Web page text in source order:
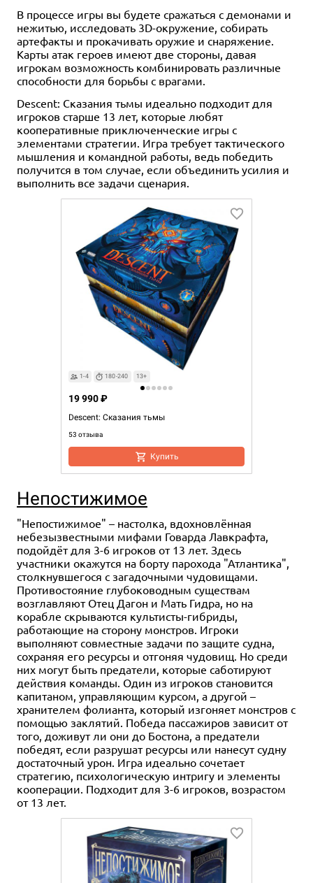
В процессе игры вы будете сражаться с демонами и
нежитью, исследовать 3D-окружение, собирать
артефакты и прокачивать оружие и снаряжение.
Карты атак героев имеют две стороны, давая
игрокам возможность комбинировать различные
способности для борьбы с врагами.
Descent: Сказания тьмы идеально подходит для
игроков старше 13 лет, которые любят
кооперативные приключенческие игры с
элементами стратегии. Игра требует тактического
мышления и командной работы, ведь победить
получится в том случае, если объединить усилия и
выполнить все задачи сценария.
1-4 180-240 13+
Descent: Сказания тьмы
53 отзыва
19 990 ₽
Купить
Непостижимое
"Непостижимое" – настолка, вдохновлённая
небезызвестными мифами Говарда Лавкрафта,
подойдёт для 3-6 игроков от 13 лет. Здесь
участники окажутся на борту парохода "Атлантика",
столкнувшегося с загадочными чудовищами.
Противостояние глубоководным существам
возглавляют Отец Дагон и Мать Гидра, но на
корабле скрываются культисты-гибриды,
работающие на сторону монстров. Игроки
выполняют совместные задачи по защите судна,
сохраняя его ресурсы и отгоняя чудовищ. Но среди
них могут быть предатели, которые саботируют
действия команды. Один из игроков становится
капитаном, управляющим курсом, а другой –
хранителем фолианта, который изгоняет монстров с
помощью заклятий. Победа пассажиров зависит от
того, доживут ли они до Бостона, а предатели
победят, если разрушат ресурсы или нанесут судну
достаточный урон. Игра идеально сочетает
стратегию, психологическую интригу и элементы
кооперации. Подходит для 3-6 игроков, возрастом
от 13 лет.